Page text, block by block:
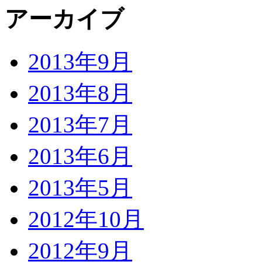
アーカイブ
2013年9月
2013年8月
2013年7月
2013年6月
2013年5月
2012年10月
2012年9月